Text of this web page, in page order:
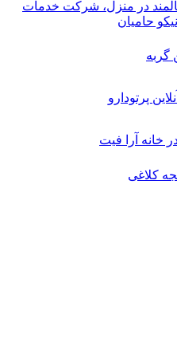
در منزل، شرکت خدمات
حامیان
گربه
پرتودارو
خانه آرا فیت
کلاغی